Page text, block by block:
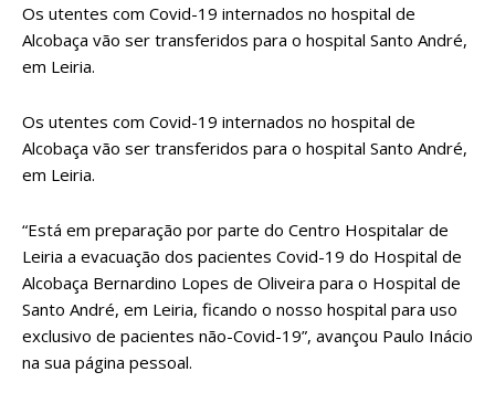
Os utentes com Covid-19 internados no hospital de
Alcobaça vão ser transferidos para o hospital Santo André,
em Leiria.
Os utentes com Covid-19 internados no hospital de
Alcobaça vão ser transferidos para o hospital Santo André,
em Leiria.
“Está em preparação por parte do Centro Hospitalar de
Leiria a evacuação dos pacientes Covid-19 do Hospital de
Alcobaça Bernardino Lopes de Oliveira para o Hospital de
Santo André, em Leiria, ficando o nosso hospital para uso
exclusivo de pacientes não-Covid-19”, avançou Paulo Inácio
na sua página pessoal.